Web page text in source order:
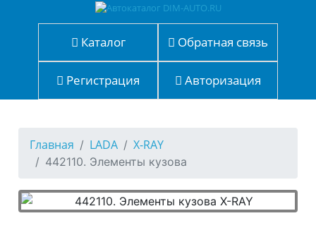
Каталог Обратная связь
Регистрация Авторизация
Главная LADA X-RAY
442110. Элементы кузова